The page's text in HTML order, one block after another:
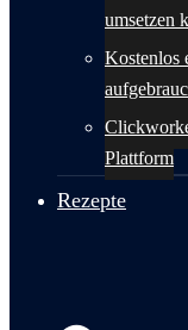
umsetzen
Kostenlos
Plattform
Rezepte